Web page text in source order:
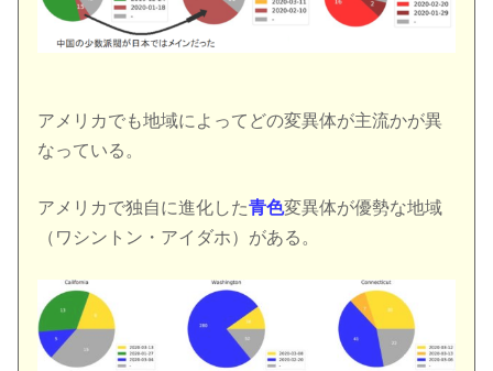
アメリカでも地域によってどの変異体が主流かが異
なっている。
アメリカで独自に進化した青色変異体が優勢な地域
（ワシントン・アイダホ）がある。